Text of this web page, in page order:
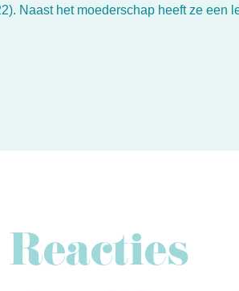
Naast het moederschap heeft ze een
Reacties